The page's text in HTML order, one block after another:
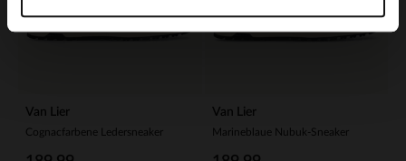
Van Lier
Cognacfarbene Ledersneaker
Van Lier
Marineblaue Nubuk-Sneaker